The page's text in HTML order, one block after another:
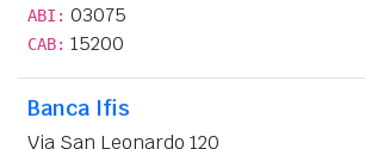
ABI: 03075
CAB: 15200
Banca Ifis
Via San Leonardo 120